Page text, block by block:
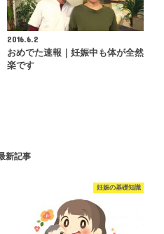
2016.6.2
おめでた速報｜妊娠中も体が全然
楽です
新記事
妊娠の基礎知識